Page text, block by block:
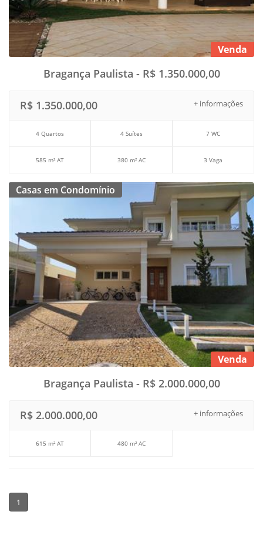
Venda
Bragança Paulista - R$ 1.350.000,00
+ informações
R$ 1.350.000,00
4 Quartos 4 Suítes 7 WC
585 m² AT 380 m² AC 3 Vaga
Casas em Condomínio
Venda
Bragança Paulista - R$ 2.000.000,00
+ informações
R$ 2.000.000,00
615 m² AT 480 m² AC
1